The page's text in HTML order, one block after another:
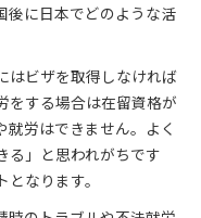
後に日本でどのような活
はビザを取得しなければ
をする場合は在留資格が
労はできません。よく
る」と思われがちです
なります。